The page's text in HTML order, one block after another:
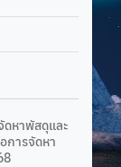
ดหาพัสดุและ
การจัดหา